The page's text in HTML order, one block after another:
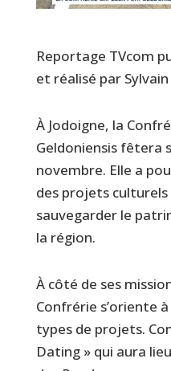
Reportage TVcom
et réalisé par
À Jodoigne, la
Geldoniensis fêtera
novembre. Elle a
des projets culturels
sauvegarder le
la région.
À côté de ses
Confrérie s’oriente à
types de projets.
Dating » qui aura